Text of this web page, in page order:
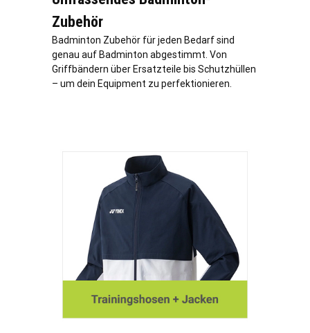
Zubehör
Badminton Zubehör für jeden Bedarf sind
genau auf Badminton abgestimmt. Von
Griffbändern über Ersatzteile bis Schutzhüllen
– um dein Equipment zu perfektionieren.